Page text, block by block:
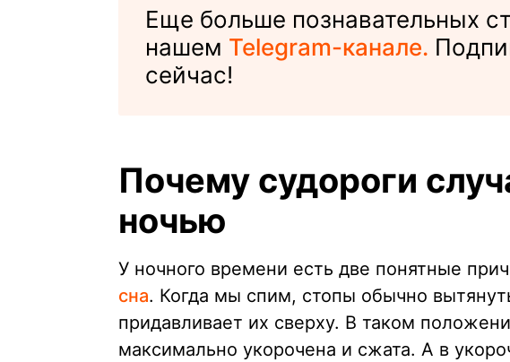
Еще больше познавательных
нашем Telegram-канале.
сейчас!
Почему судороги
ночью
У ночного времени есть две понятные
сна. Когда мы спим, стопы обычно
придавливает их сверху. В таком
максимально укорочена и сжата. А в